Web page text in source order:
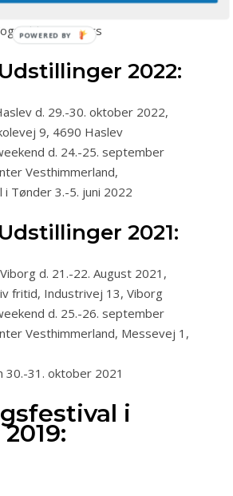
9600 Aars
2022:
d. 29.-30. oktober 2022,
9, 4690 Haslev
d. 24.-25. september
Vesthimmerland,
i Tønder 3.-5. juni 2022
2021:
d. 21.-22. August 2021,
fritid, Industrivej 13, Viborg
d. 25.-26. september
Vesthimmerland, Messevej 1,
30.-31. oktober 2021
i